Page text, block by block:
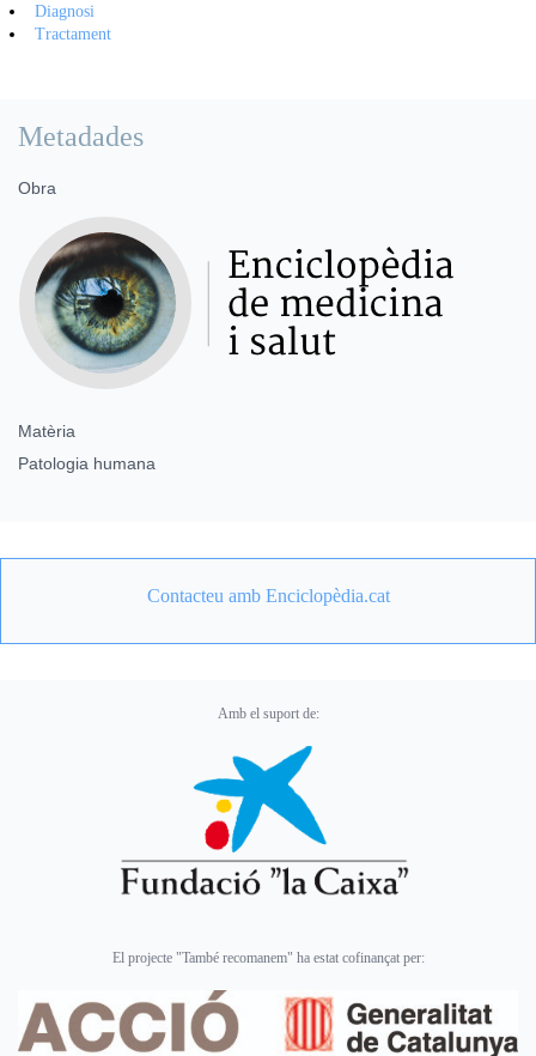
Diagnosi
Tractament
Metadades
Obra
Matèria
Patologia humana
Contacteu amb Enciclopèdia.cat
Amb el suport de:
El projecte "També recomanem" ha estat cofinançat per: